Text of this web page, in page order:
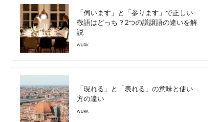
「伺います」と「参ります」で正しい
敬語はどっち？2つの謙譲語の違いを解
説
WURK
「現れる」と「表れる」の意味と使い
方の違い
WURK